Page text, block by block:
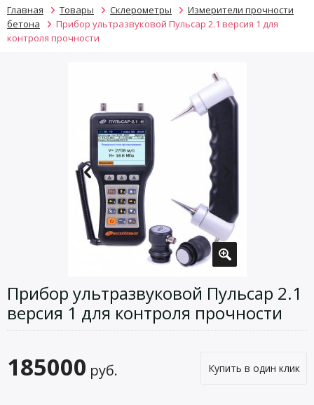
Главная Товары Склерометры
Измерители прочности
бетона
Прибор ультразвуковой Пульсар 2.1 версия 1 для
контроля прочности
Прибор ультразвуковой Пульсар 2.1
версия 1 для контроля прочности
185000 руб. Купить в один клик